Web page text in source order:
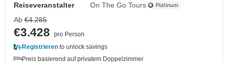
Reiseveranstalter
On The Go Tours
Ab €4.285
€3.428
pro Person
Registrieren to unlock savings
Preis basierend auf privatem Doppelzimmer